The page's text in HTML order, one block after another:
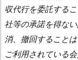
収代行を委託する
社等の承諾を得な
消、撤回すること
ご利用されている